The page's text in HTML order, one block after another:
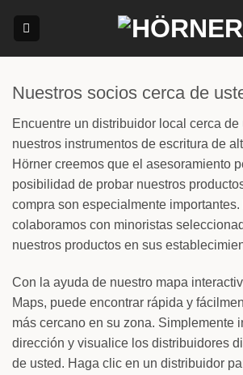
Nuestros socios cerca de
Encuentre un distribuidor local cerca de
nuestros instrumentos de escritura de
Hörner creemos que el asesoramiento
posibilidad de probar nuestros
compra son especialmente importantes.
colaboramos con minoristas
nuestros productos en sus
Con la ayuda de nuestro mapa
Maps, puede encontrar rápida y
más cercano en su zona. Simplemente
dirección y visualice los distribuidores
de usted. Haga clic en un distribuidor